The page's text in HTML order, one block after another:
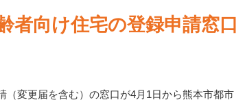
者向け住宅の登録申請窓口
変更届を含む）の窓口が4月1日から熊本市都市